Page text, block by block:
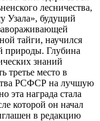
лесничества,
Узала», будущий
тайги, научился
природы. Глубина
знаний
третье место в
РСФСР на лучшую
награда стала
которой он начал
в редакцию